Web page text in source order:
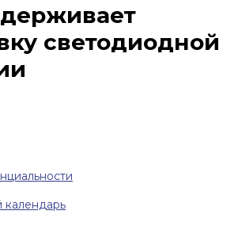
светодиодной
календарь